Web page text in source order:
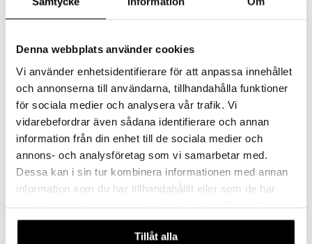
Denna webbplats använder cookies
Vi använder enhetsidentifierare för att anpassa innehållet
och annonserna till användarna, tillhandahålla funktioner
för sociala medier och analysera vår trafik. Vi
vidarebefordrar även sådana identifierare och annan
information från din enhet till de sociala medier och
annons- och analysföretag som vi samarbetar med.
Dessa kan i sin tur kombinera informationen med annan
information som du har tillhandahållit eller som de har
våra cookies vid fortsatt användande av vår webbplats.
Tillåt alla
Bulldog Fresh Mint &
Cedarwood Spray
Deodorant
BULLDOG
12,89
Bulldog Lemon &
Bergamot Shower Gel
BULLDOG
14,90